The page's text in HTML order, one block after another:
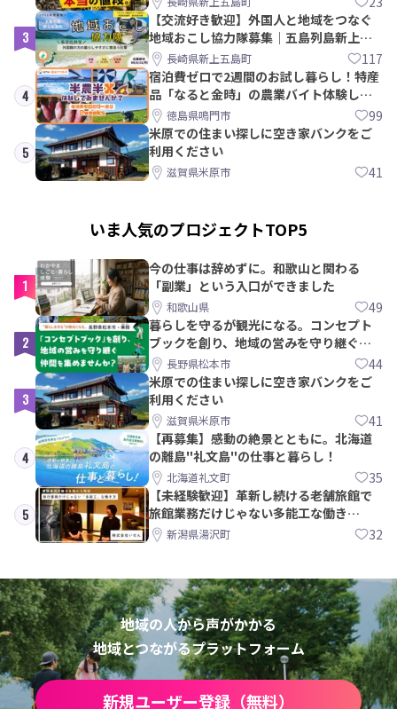
3
【交流好き歓迎】外国人と地域をつなぐ
地域おこし協力隊募集｜五島列島新上五
島町長崎県新上五島町 117
4
宿泊費ゼロで2週間のお試し暮らし！特産
品「なると金時」の農業バイト体験して
みませんか？
徳島県鳴門市 99
5
米原での住まい探しに空き家バンクをご
利用ください
滋賀県米原市 41
いま人気のプロジェクトTOP5
1
今の仕事は辞めずに。和歌山と関わる
「副業」という入口ができました
和歌山県 49
2
暮らしを守るが観光になる。コンセプト
ブックを創り、地域の営みを守り継ぐ仲
間を集めませんか？
長野県松本市 44
3
米原での住まい探しに空き家バンクをご
利用ください
滋賀県米原市 41
4
【再募集】感動の絶景とともに。北海道
の離島"礼文島"の仕事と暮らし！
北海道礼文町 35
5
【未経験歓迎】革新し続ける老舗旅館で
旅館業務だけじゃない多能工な働き
方。 株式会社いせん
新潟県湯沢町 32
地域の人から声がかかる
地域とつながるプラットフォーム
新規ユーザー登録（無料）